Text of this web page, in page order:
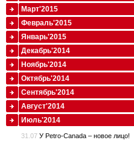
Март'2015
Февраль'2015
Январь'2015
Декабрь'2014
Ноябрь'2014
Октябрь'2014
Сентябрь'2014
Август'2014
Июль'2014
31.07 У Petro-Canada – новое лицо!